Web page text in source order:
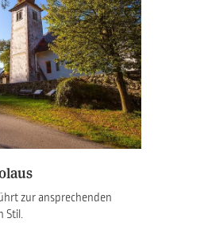
zur ansprechenden